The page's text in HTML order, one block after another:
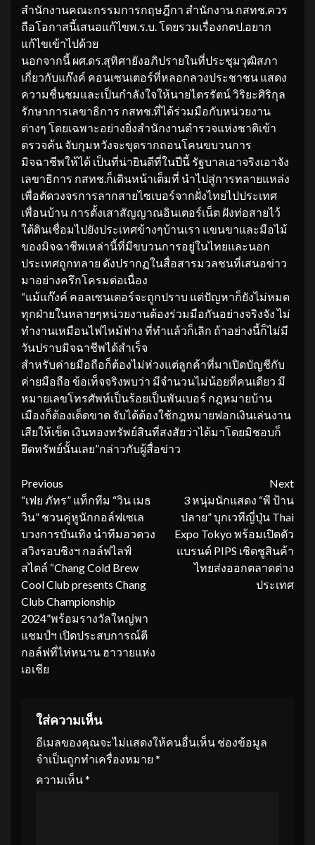
สำนักงานคณะกรรมการกฤษฎีกา สำนักงาน กสทช.ควร
ถือโอกาสนี้เสนอแก้ไขพ.ร.บ. โดยรวมเรื่องกตป.อยาก
แก้ไขเข้าไปด้วย
นอกจากนี้ ผศ.ดร.สุทิศายังอภิปรายในที่ประชุมวุฒิสภา
เกี่ยวกับแก๊งค์ คอนเซนเตอร์ที่หลอกลวงประชาชน แสดง
ความชื่นชมและเป็นกำลังใจให้นายไตรรัตน์ วิริยะศิริกุล
รักษาการเลขาธิการ กสทช.ที่ได้ร่วมมือกับหน่วยงาน
ต่างๆ โดยเฉพาะอย่างยิ่งสำนักงานตำรวจแห่งชาติเข้า
ตรวจค้น จับกุมหวังจะขุดรากถอนโคนขบวนการ
มิจฉาชีพให้ได้ เป็นที่น่ายินดีที่ในปีนี้ รัฐบาลเอาจริงเอาจัง
เลขาธิการ กสทช.ก็เดินหน้าเต็มที่ นำไปสู่การทลายแหล่ง
เพื่อตัดวงจรการลากสายไซเบอร์จากฝั่งไทยไปประเทศ
เพื่อนบ้าน การตั้งเสาสัญญาณอินเตอร์เน็ต ฝังท่อสายไว้
ใต้ดินเชื่อมไปยังประเทศข้างๆบ้านเรา แขนขาและมือไม้
ของมิจฉาชีพเหล่านี้ที่มีขบวนการอยู่ในไทยและนอก
ประเทศถูกทลาย ดังปรากฏในสื่อสารมวลชนที่เสนอข่าว
มาอย่างครึกโครมต่อเนื่อง
“แม้แก๊งค์ คอลเซนเตอร์จะถูกปราบ แต่ปัญหาก็ยังไม่หมด
ทุกฝ่ายในหลายๆหน่วยงานต้องร่วมมือกันอย่างจริงจัง ไม่
ทำงานเหมือนไฟไหม้ฟาง ที่ทำแล้วก็เลิก ถ้าอย่างนี้ก็ไม่มี
วันปราบมิจฉาชีพได้สำเร็จ
สำหรับค่ายมือถือก็ต้องไม่ห่วงแต่ลูกค้าที่มาเปิดบัญชีกับ
ค่ายมือถือ ข้อเท็จจริงพบว่า มีจำนวนไม่น้อยที่คนเดียว มี
หมายเลขโทรศัพท์เป็นร้อยเป็นพันเบอร์ กฎหมายบ้าน
เมืองก็ต้องเด็ดขาด จับได้ต้องใช้กฎหมายฟอกเงินเล่นงาน
เสียให้เข็ด เงินทองทรัพย์สินที่สงสัยว่าได้มาโดยมิชอบก็
ยึดทรัพย์นั้นเลย”กล่าวกับผู้สื่อข่าว
Continue
Reading
Previous
“เฟย ภัทร” แท็กทีม “วิน เมธ
วิน” ชวนคู่หูนักกอล์ฟเซเล
บวงการบันเทิง นำทีมอวดวง
สวิงรอบชิงฯ กอล์ฟไลฟ์
สไตล์ “Chang Cold Brew
Cool Club presents Chang
Club Championship
2024”พร้อมรางวัลใหญ่พา
แชมป์ฯ เปิดประสบการณ์ตี
กอล์ฟที่ไห่หนาน ฮาวายแห่ง
เอเชีย
Next
3 หนุ่มนักแสดง “พี ป้าน
ปลาย” บุกเวทีญี่ปุ่น Thai
Expo Tokyo พร้อมเปิดตัว
แบรนด์ PIPS เชิดชูสินค้า
ไทยส่งออกตลาดต่าง
ประเทศ
ใส่ความเห็น
อีเมลของคุณจะไม่แสดงให้คนอื่นเห็น ช่องข้อมูล
จำเป็นถูกทำเครื่องหมาย *
ความเห็น*